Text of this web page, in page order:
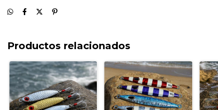
Productos relacionados